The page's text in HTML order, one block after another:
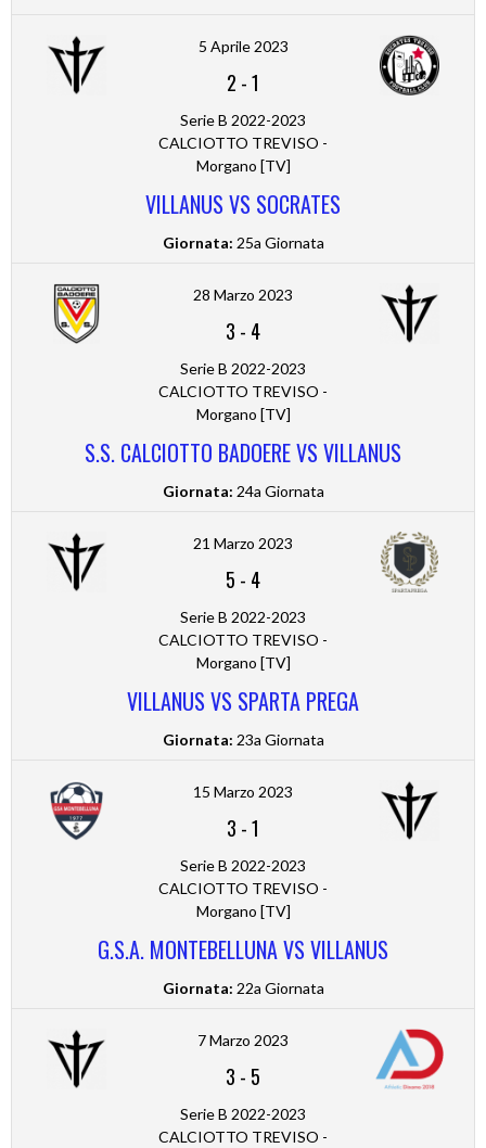
5 Aprile 2023
2 -1
Serie B 2022-2023
CALCIOTTO TREVISO -
Morgano [TV]
VILLANUS VS SOCRATES
Giornata: 25a Giornata
28 Marzo 2023
3 - 4
Serie B 2022-2023
CALCIOTTO TREVISO -
Morgano [TV]
S.S. CALCIOTTO BADOERE VS VILLANUS
Giornata: 24a Giornata
21 Marzo 2023
5 - 4
Serie B 2022-2023
CALCIOTTO TREVISO -
Morgano [TV]
VILLANUS VS SPARTA PREGA
Giornata: 23a Giornata
15 Marzo 2023
3 -1
Serie B 2022-2023
CALCIOTTO TREVISO -
Morgano [TV]
G.S.A. MONTEBELLUNA VS VILLANUS
Giornata: 22a Giornata
7 Marzo 2023
3 - 5
Serie B 2022-2023
CALCIOTTO TREVISO -